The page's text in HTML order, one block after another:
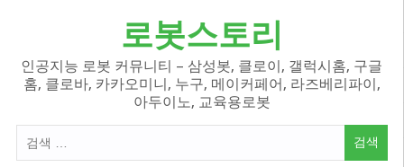
로봇스토리
인공지능 로봇 커뮤니티 – 삼성봇, 클로이, 갤럭시홈, 구글
홈, 클로바, 카카오미니, 누구, 메이커페어, 라즈베리파이,
아두이노, 교육용로봇
색